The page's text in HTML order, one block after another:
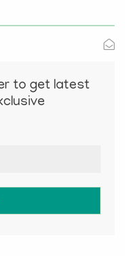
to get latest